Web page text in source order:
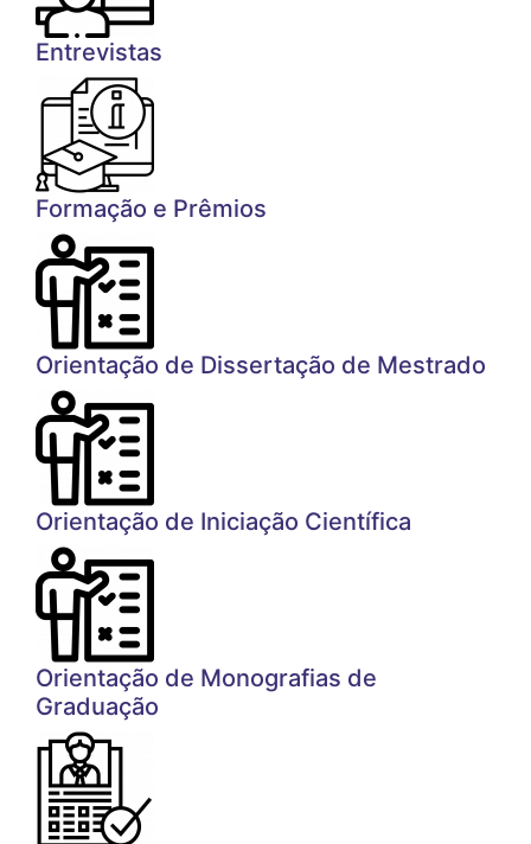
Entrevistas
Formação e Prêmios
Orientação de Dissertação de Mestrado
Orientação de Iniciação Científica
Orientação de Monografias de
Graduação